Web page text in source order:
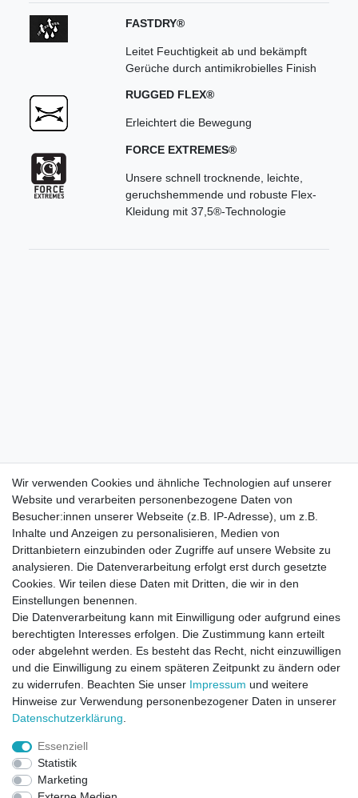
FASTDRY®
Leitet Feuchtigkeit ab und bekämpft
Gerüche durch antimikrobielles Finish
RUGGED FLEX®
Erleichtert die Bewegung
FORCE EXTREMES®
Unsere schnell trocknende, leichte,
geruchshemmende und robuste Flex-
Kleidung mit 37,5®-Technologie
Direktkontakt per Telefon unter 04331 / 4928-910
Wir verwenden Cookies und ähnliche Technologien auf unserer
Website und verarbeiten personenbezogene Daten von
Besucher:innen unserer Webseite (z.B. IP-Adresse), um z.B.
Inhalte und Anzeigen zu personalisieren, Medien von
Drittanbietern einzubinden oder Zugriffe auf unsere Website zu
analysieren. Die Datenverarbeitung erfolgt erst durch gesetzte
Cookies. Wir teilen diese Daten mit Dritten, die wir in den
Einstellungen benennen.
Die Datenverarbeitung kann mit Einwilligung oder aufgrund eines
berechtigten Interesses erfolgen. Die Zustimmung kann erteilt
oder abgelehnt werden. Es besteht das Recht, nicht einzuwilligen
und die Einwilligung zu einem späteren Zeitpunkt zu ändern oder
zu widerrufen. Beachten Sie unser Impressum und weitere
Hinweise zur Verwendung personenbezogener Daten in unserer
Daten­schutz­erklärung
Essenziell
Statistik
Marketing